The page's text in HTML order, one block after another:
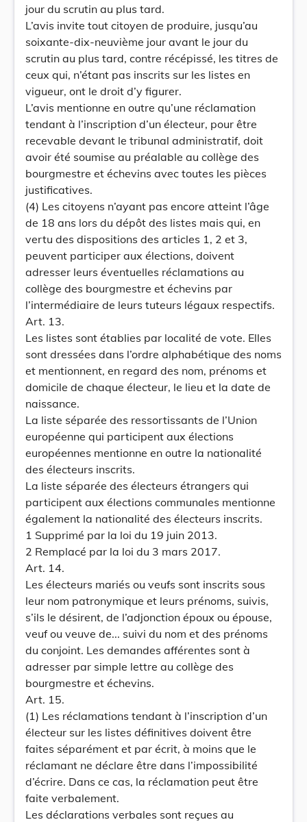
jour du scrutin au plus tard.
L’avis invite tout citoyen de produire, jusqu’au
soixante-dix-neuvième jour avant le jour du
scrutin au plus tard, contre récépissé, les titres de
ceux qui, n’étant pas inscrits sur les listes en
vigueur, ont le droit d’y figurer.
L’avis mentionne en outre qu’une réclamation
tendant à l’inscription d’un électeur, pour être
recevable devant le tribunal administratif, doit
avoir été soumise au préalable au collège des
bourgmestre et échevins avec toutes les pièces
justificatives.
(4) Les citoyens n’ayant pas encore atteint l’âge
de 18 ans lors du dépôt des listes mais qui, en
vertu des dispositions des articles 1, 2 et 3,
peuvent participer aux élections, doivent
adresser leurs éventuelles réclamations au
collège des bourgmestre et échevins par
l’intermédiaire de leurs tuteurs légaux respectifs.
Art. 13.
Les listes sont établies par localité de vote. Elles
sont dressées dans l’ordre alphabétique des noms
et mentionnent, en regard des nom, prénoms et
domicile de chaque électeur, le lieu et la date de
naissance.
La liste séparée des ressortissants de l’Union
européenne qui participent aux élections
européennes mentionne en outre la nationalité
des électeurs inscrits.
La liste séparée des électeurs étrangers qui
participent aux élections communales mentionne
également la nationalité des électeurs inscrits.
1 Supprimé par la loi du 19 juin 2013.
2 Remplacé par la loi du 3 mars 2017.
Art. 14.
Les électeurs mariés ou veufs sont inscrits sous
leur nom patronymique et leurs prénoms, suivis,
s’ils le désirent, de l’adjonction époux ou épouse,
veuf ou veuve de... suivi du nom et des prénoms
du conjoint. Les demandes afférentes sont à
adresser par simple lettre au collège des
bourgmestre et échevins.
Art. 15.
(1) Les réclamations tendant à l’inscription d’un
électeur sur les listes définitives doivent être
faites séparément et par écrit, à moins que le
réclamant ne déclare être dans l’impossibilité
d’écrire. Dans ce cas, la réclamation peut être
faite verbalement.
Les déclarations verbales sont reçues au